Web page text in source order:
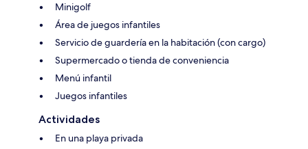
Minigolf
Área de juegos infantiles
Servicio de guardería en la habitación (con cargo)
Supermercado o tienda de conveniencia
Menú infantil
Juegos infantiles
Actividades
En una playa privada